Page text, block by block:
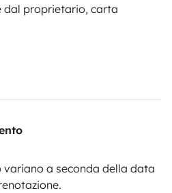
proprietario, carta
a seconda della data